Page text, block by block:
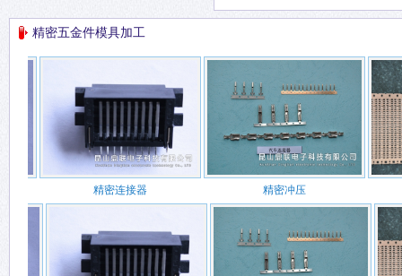
精密五金件模具加工
精密连接器 精密冲压